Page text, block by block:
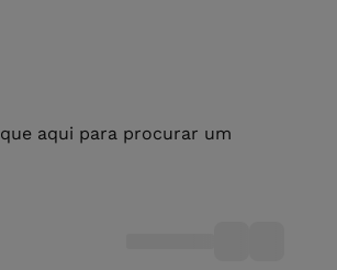
aqui para procurar um